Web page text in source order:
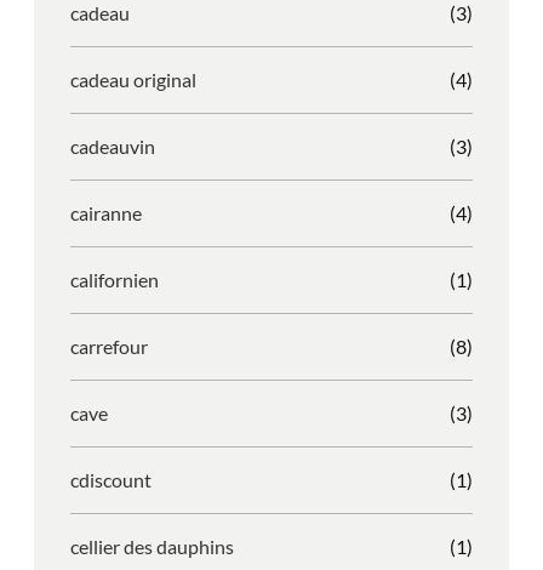
cadeau (3)
cadeau original (4)
cadeauvin (3)
cairanne (4)
californien (1)
carrefour (8)
cave (3)
cdiscount (1)
cellier des dauphins (1)